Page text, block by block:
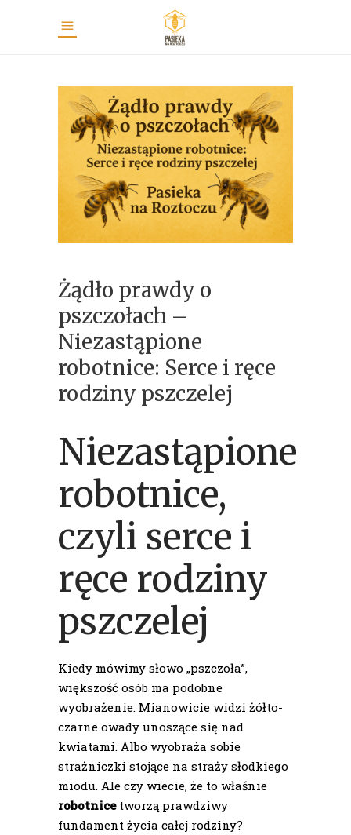
Żądło prawdy o
pszczołach –
Niezastąpione
robotnice: Serce i ręce
rodziny pszczelej
Niezastąpione
robotnice,
czyli serce i
ręce rodziny
pszczelej
Kiedy mówimy słowo „pszczoła”,
większość osób ma podobne
wyobrażenie. Mianowicie widzi żółto-
czarne owady unoszące się nad
kwiatami. Albo wyobraża sobie
strażniczki stojące na straży słodkiego
miodu. Ale czy wiecie, że to właśnie
robotnicetworzą prawdziwy
fundament życia całej rodziny?